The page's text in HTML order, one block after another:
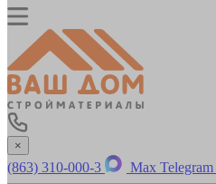
×
(863) 310-000-3 Max Telegram